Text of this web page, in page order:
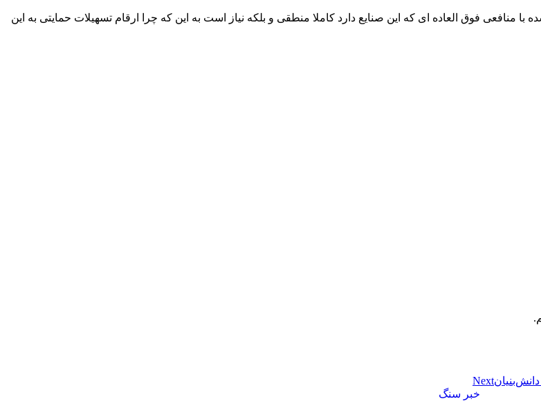
فوق العاده ای که این صنایع دارد کاملا منطقی و بلکه نیاز است به این که چرا ارقام تسهیلات حمایتی به این
Next